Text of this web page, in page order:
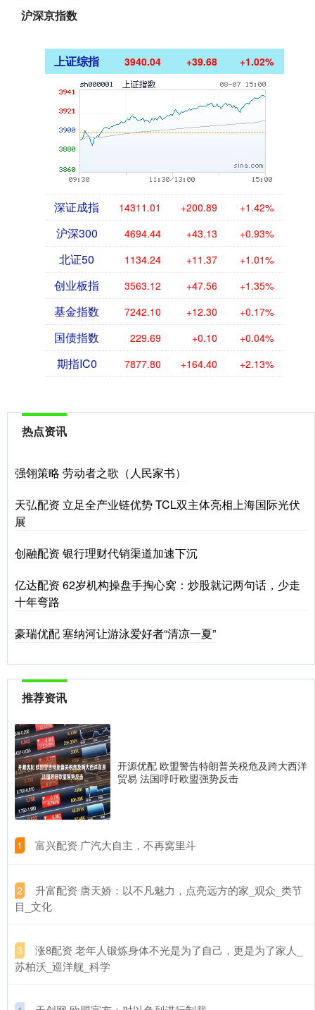
沪深京指数
上证综指 3940.04 +39.68 +1.02%
深证成指 14311.01 +200.89 +1.42%
沪深300 4694.44 +43.13 +0.93%
北证50 1134.24 +11.37 +1.01%
创业板指 3563.12 +47.56 +1.35%
基金指数 7242.10 +12.30 +0.17%
国债指数 229.69 +0.10 +0.04%
期指IC0 7877.80 +164.40 +2.13%
热点资讯
强翎策略 劳动者之歌（人民家书）
天弘配资 立足全产业链优势 TCL双主体亮相上海国际光伏
展
创融配资 银行理财代销渠道加速下沉
亿达配资 62岁机构操盘手掏心窝：炒股就记两句话，少走
十年弯路
豪瑞优配 塞纳河让游泳爱好者“清凉一夏”
推荐资讯
开源优配 欧盟警告特朗普关税危及跨大西洋
贸易 法国呼吁欧盟强势反击
1 ​富兴配资 广汽大自主，不再窝里斗
2
​升富配资 唐天娇：以不凡魅力，点亮远方的家_观众_类节
目_文化
3
​涨8配资 老年人锻炼身体不光是为了自己，更是为了家人_
苏柏沃_巡洋舰_科学